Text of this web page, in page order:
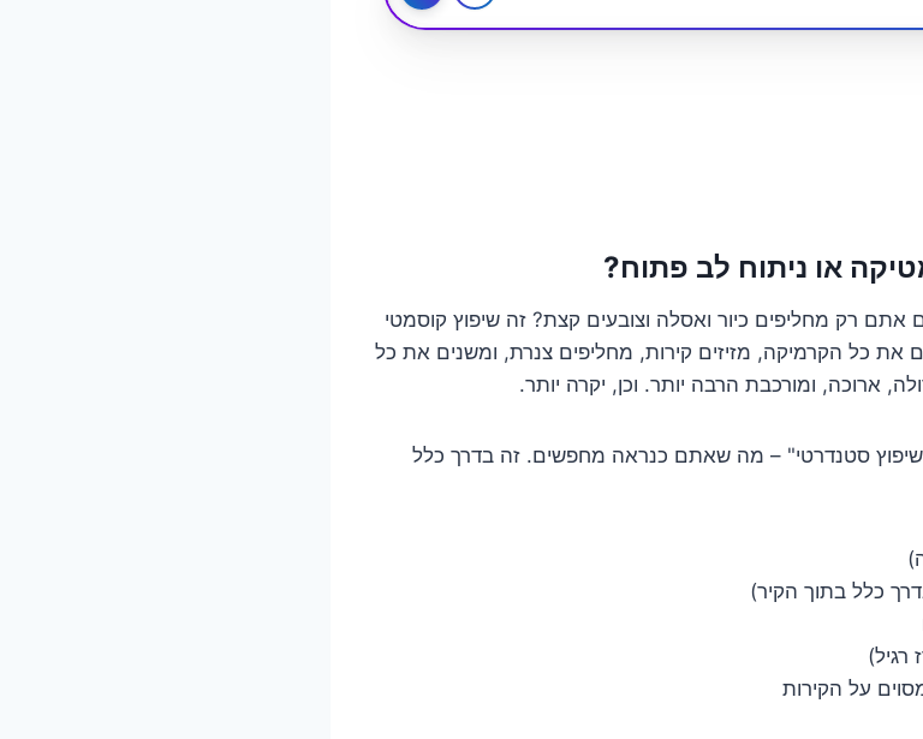
רק מחליפים כיור ואסלה וצובעים קצת? זה שיפוץ קוסמטי
את כל הקרמיקה, מזיזים קירות, מחליפים צנרת, ומשנים את כל
ארוכה, ומורכבת הרבה יותר. וכן, יקרה יותר.
"שיפוץ סטנדרטי" – מה שאתם כנראה מחפשים. זה בדרך כלל
כלל בתוך הקיר)
רגיל)
על הקירות